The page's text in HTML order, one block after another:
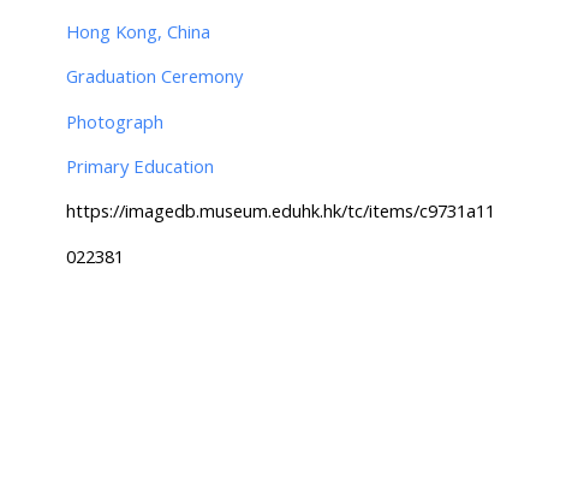
Hong Kong, China
Graduation Ceremony
Photograph
Primary Education
https://imagedb.museum.eduhk.hk/tc/items/c9731a11
022381